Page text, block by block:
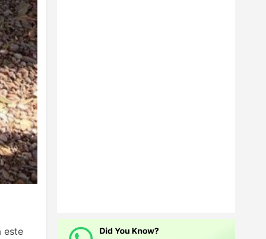
este